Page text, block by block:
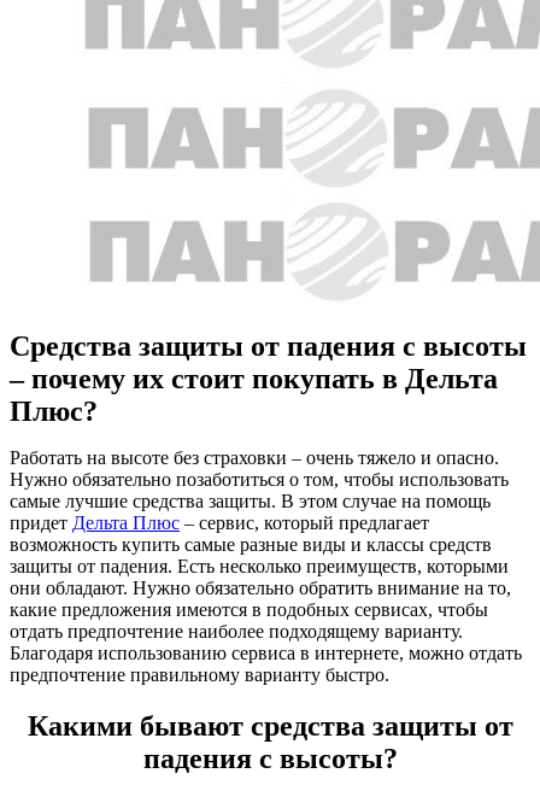
Средства защиты от падения с высоты
– почему их стоит покупать в Дельта
Плюс?
Работать на высоте без страховки – очень тяжело и опасно.
Нужно обязательно позаботиться о том, чтобы использовать
самые лучшие средства защиты. В этом случае на помощь
придет Дельта Плюс – сервис, который предлагает
возможность купить самые разные виды и классы средств
защиты от падения. Есть несколько преимуществ, которыми
они обладают. Нужно обязательно обратить внимание на то,
какие предложения имеются в подобных сервисах, чтобы
отдать предпочтение наиболее подходящему варианту.
Благодаря использованию сервиса в интернете, можно отдать
предпочтение правильному варианту быстро.
Какими бывают средства защиты от
падения с высоты?